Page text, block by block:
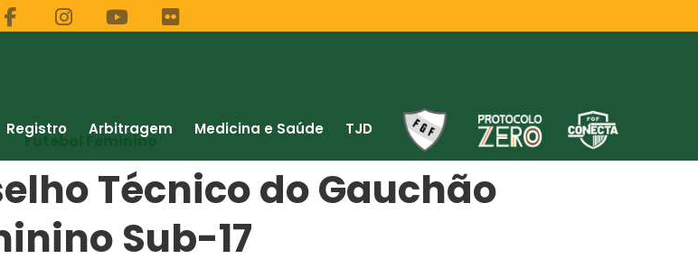
Registro Arbitragem Medicina e Saúde TJD
Futebol Feminino
Técnico do Gauchão
Sub-17